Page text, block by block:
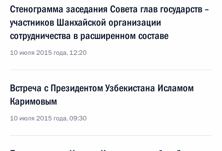
Стенограмма заседания Совета глав государств –
участников Шанхайской организации
сотрудничества в расширенном составе
10 июля 2015 года, 12:20
Встреча с Президентом Узбекистана Исламом
Каримовым
10 июля 2015 года, 09:30